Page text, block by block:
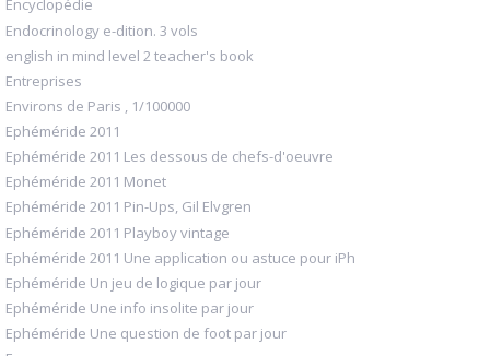
Encyclopédie
Endocrinology e-dition. 3 vols
english in mind level 2 teacher's book
Entreprises
Environs de Paris , 1/100000
Ephéméride 2011
Ephéméride 2011 Les dessous de chefs-d'oeuvre
Ephéméride 2011 Monet
Ephéméride 2011 Pin-Ups, Gil Elvgren
Ephéméride 2011 Playboy vintage
Ephéméride 2011 Une application ou astuce pour iPh
Ephéméride Un jeu de logique par jour
Ephéméride Une info insolite par jour
Ephéméride Une question de foot par jour